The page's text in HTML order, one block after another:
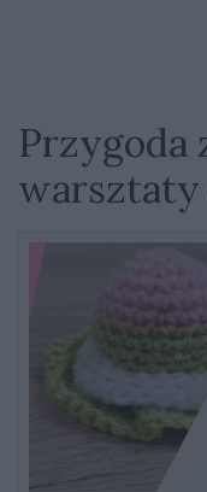
Przygoda
warsztaty